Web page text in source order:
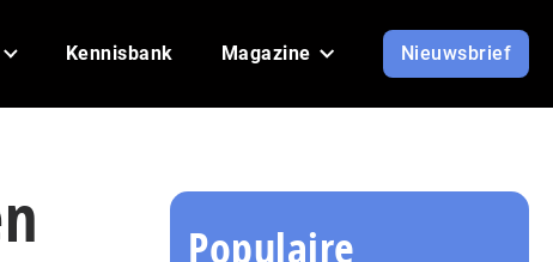
Kennisbank Magazine Nieuwsbrief
Populaire